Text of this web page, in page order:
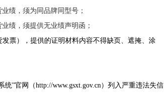
绩，须为同品牌同型号；
绩，须提供无业绩声明函；
票），提供的证明材料内容不得缺页、遮掩、涂
”官网（http://www.gsxt.gov.cn）列入严重违法失信